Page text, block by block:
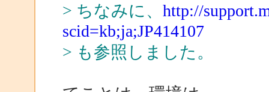
> ちなみに、 http://
scid=kb;ja;JP414107
> も参照しました。